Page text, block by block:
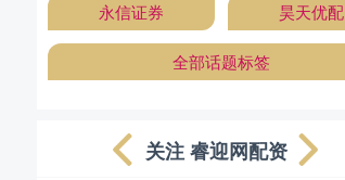
永信证券 昊天优配
全部话题标签
关注 睿迎网配资